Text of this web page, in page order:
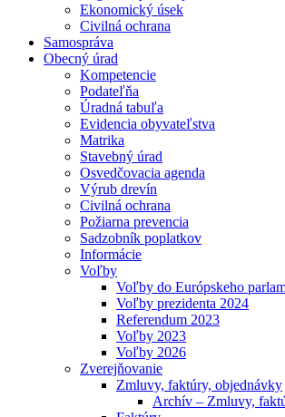
Ekonomický úsek
Civilná ochrana
Samospráva
Obecný úrad
Kompetencie
Podateľňa
Úradná tabuľa
Evidencia obyvateľstva
Matrika
Stavebný úrad
Osvedčovacia agenda
Výrub drevín
Civilná ochrana
Požiarna prevencia
Sadzobník poplatkov
Informácie
Voľby
Voľby do Európskeho
Voľby prezidenta 2024
Referendum 2023
Voľby 2023
Voľby 2026
Zverejňovanie
Zmluvy, faktúry, objednávky
Archív – Zmluvy,